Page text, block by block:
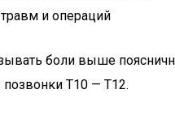
травм и операций
боли выше
T10 — T12.